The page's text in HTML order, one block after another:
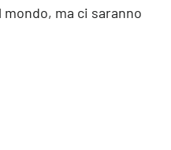
ma ci saranno